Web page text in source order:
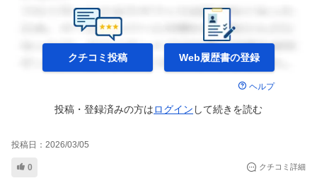
クチコミ投稿 Web履歴書の登録
ヘルプ
投稿・登録済みの方はログイン して続きを読む
投稿日： 2026/03/05
0 クチコミ詳細